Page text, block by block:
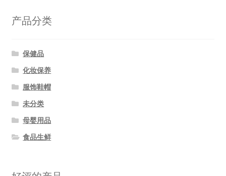
产品分类
保健品
化妆保养
服饰鞋帽
未分类
母婴用品
食品生鲜